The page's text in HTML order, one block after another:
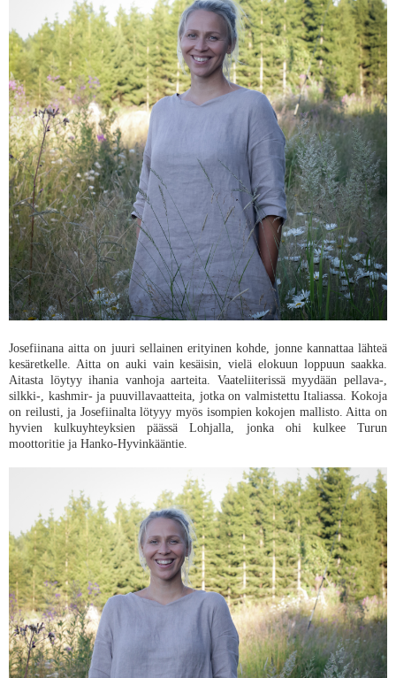
Josefiinana aitta on juuri sellainen erityinen kohde, jonne kannattaa lähteä
kesäretkelle. Aitta on auki vain kesäisin, vielä elokuun loppuun saakka.
Aitasta löytyy ihania vanhoja aarteita. Vaateliiterissä myydään pellava-,
silkki-, kashmir- ja puuvillavaatteita, jotka on valmistettu Italiassa. Kokoja
on reilusti, ja Josefiinalta lötyyy myös isompien kokojen mallisto. Aitta on
hyvien kulkuyhteyksien päässä Lohjalla, jonka ohi kulkee Turun
moottoritie ja Hanko-Hyvinkääntie.